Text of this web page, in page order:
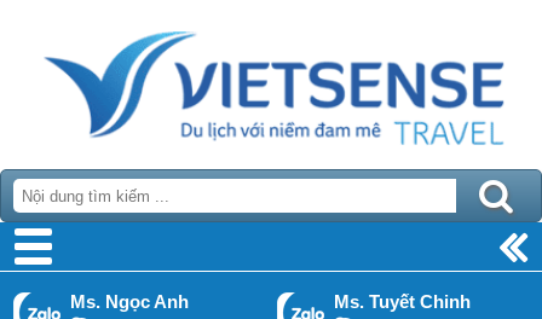
Ms. Ngọc Anh Ms. Tuyết Chinh